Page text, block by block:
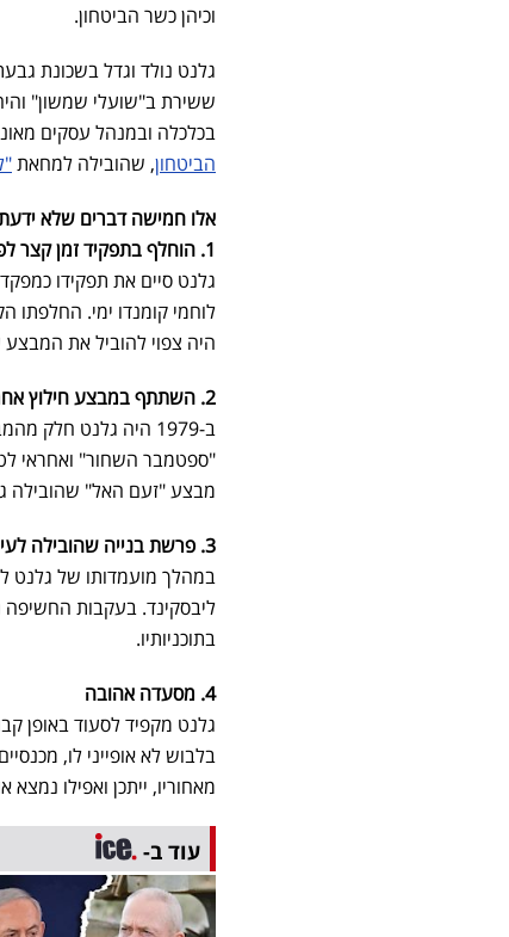
וכיהן כשר הביטחון.
גלנט נולד וגדל בשכונת
ששירת ב"שועלי שמשון"
בכלכלה ובמנהל עסקים
הביטחון, שהובילה למחאת
אלו חמישה דברים שלא
1. הוחלף בתפקיד זמן קצר לפני אסון השייטת
לוחמי קומנדו ימי. החלפתו
היה צפוי להוביל את המבצע
2. השתתף במבצע חילוץ אחרי חיסול מתכנן טבח מינכן
ב-1979 היה גלנט
"ספטמבר השחור" ואחראי
מבצע "זעם האל" שהובילה
3. פרשת בנייה שהובילה לעימות מתמשך עם קלמן ליבסקינד
במהלך מועמדותו של גלנט
ליבסקינד. בעקבות החשיפה
בתוכניותיו.
4. מסעדה אהובה
גלנט מקפיד לסעוד באופן
בלבוש לא אופייני לו,
מאחוריו, ייתכן ואפילו
עוד ב-